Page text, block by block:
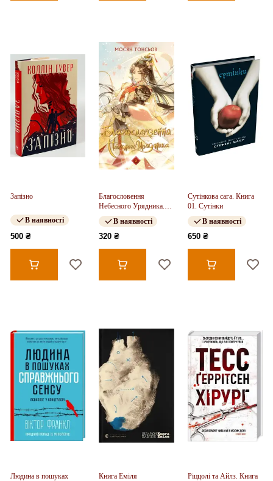
Запізно
В наявності
500 ₴
Благословення
Небесного Урядника.
Том 2
В наявності
320 ₴
Сутінкова сага. Книга
01. Сутінки
В наявності
650 ₴
Людина в пошуках
Книга Еміля
Ріццолі та Айлз. Книга